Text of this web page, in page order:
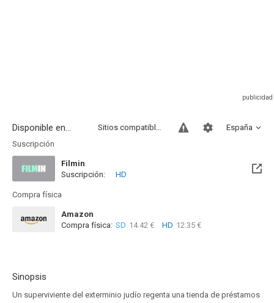
Disponible en... España
Sitios compatibles
Suscripción
Filmin
Próximamente. A partir del Sab, 15 Ago 2026 (En 8 días)
Suscripción: HD
Compra física
Amazon
Compra física: SD 14.42 € HD 12.35 €
Sinopsis
Un superviviente del exterminio judío regenta una tienda de préstamos